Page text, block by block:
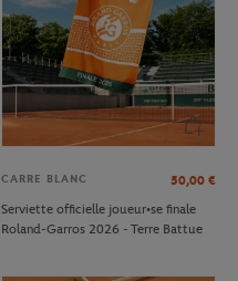
CARRE BLANC 50,00 €
Serviette officielle joueur•se finale
Roland-Garros 2026 - Terre Battue